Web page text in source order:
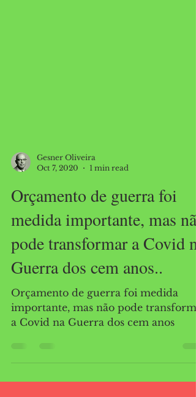
Gesner Oliveira
Oct 7, 2020
1 min read
Orçamento de guerra foi
medida importante, mas não
pode transformar a Covid na
Guerra dos cem anos..
Orçamento de guerra foi medida
importante, mas não pode
a Covid na Guerra dos cem anos